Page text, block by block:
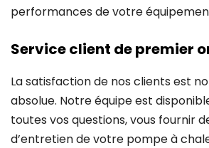
performances de votre
Service client de premier
La satisfaction de nos clients est
absolue. Notre équipe est
toutes vos questions, vous fournir
d’entretien de votre pompe à